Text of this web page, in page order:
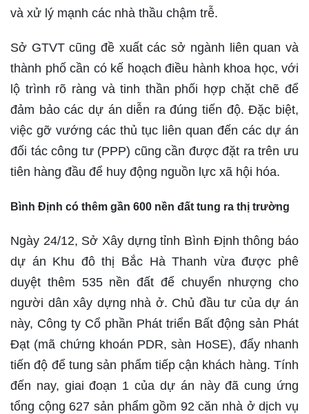
và xử lý mạnh các nhà thầu chậm trễ.
Sở GTVT cũng đề xuất các sở ngành liên quan và
thành phố cần có kế hoạch điều hành khoa học, với
lộ trình rõ ràng và tinh thần phối hợp chặt chẽ để
đảm bảo các dự án diễn ra đúng tiến độ. Đặc biệt,
việc gỡ vướng các thủ tục liên quan đến các dự án
đối tác công tư (PPP) cũng cần được đặt ra trên ưu
tiên hàng đầu để huy động nguồn lực xã hội hóa.
Bình Định có thêm gần 600 nền đất tung ra thị trường
Ngày 24/12, Sở Xây dựng tỉnh Bình Định thông báo
dự án Khu đô thị Bắc Hà Thanh vừa được phê
duyệt thêm 535 nền đất để chuyển nhượng cho
người dân xây dựng nhà ở. Chủ đầu tư của dự án
này, Công ty Cổ phần Phát triển Bất động sản Phát
Đạt (mã chứng khoán PDR, sàn HoSE), đẩy nhanh
tiến độ để tung sản phẩm tiếp cận khách hàng. Tính
đến nay, giai đoạn 1 của dự án này đã cung ứng
tổng cộng 627 sản phẩm gồm 92 căn nhà ở dịch vụ